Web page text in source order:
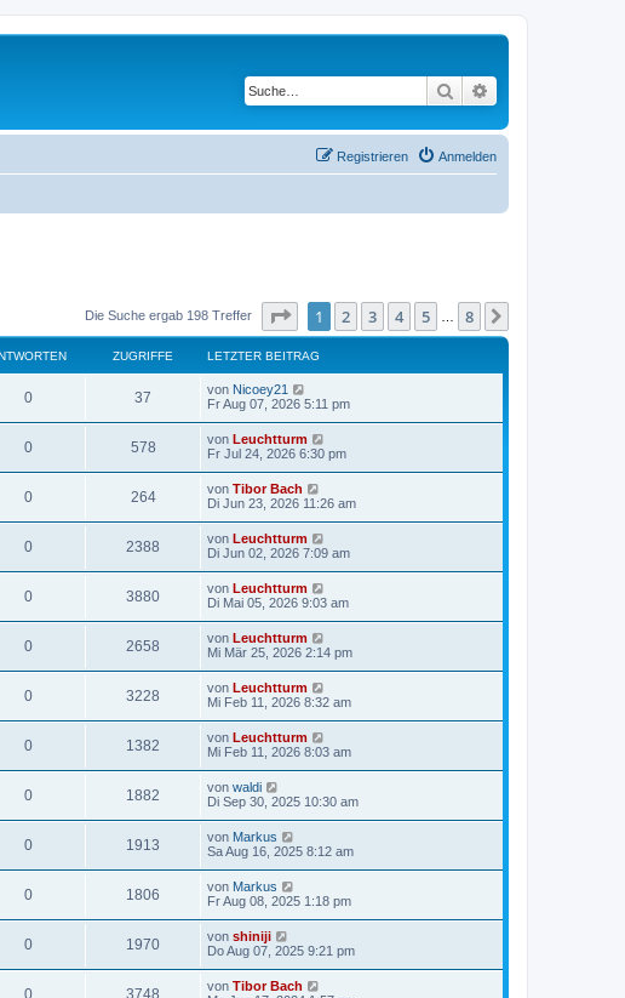
Suche
Anmelden
Registrieren
Die Suche ergab 198 Treffer Seite von8
1 2 3 4 5 8
ZUGRIFFE LETZTER BEITRAG
0 37 von Nicoey21
Fr Aug 07, 2026 5:11 pm
0 578 von Leuchtturm
Fr Jul 24, 2026 6:30 pm
0 264 von Tibor Bach
Di Jun 23, 2026 11:26 am
0 2388 von Leuchtturm
Di Jun 02, 2026 7:09 am
0 3880 von Leuchtturm
Di Mai 05, 2026 9:03 am
0 2658 von Leuchtturm
Mi Mär 25, 2026 2:14 pm
0 3228 von Leuchtturm
Mi Feb 11, 2026 8:32 am
0 1382 von Leuchtturm
Mi Feb 11, 2026 8:03 am
0 1882 von waldi
Di Sep 30, 2025 10:30 am
0 1913 von Markus
Sa Aug 16, 2025 8:12 am
0 1806 von Markus
Fr Aug 08, 2025 1:18 pm
0 1970 von shiniji
Do Aug 07, 2025 9:21 pm
0 3748 von Tibor Bach